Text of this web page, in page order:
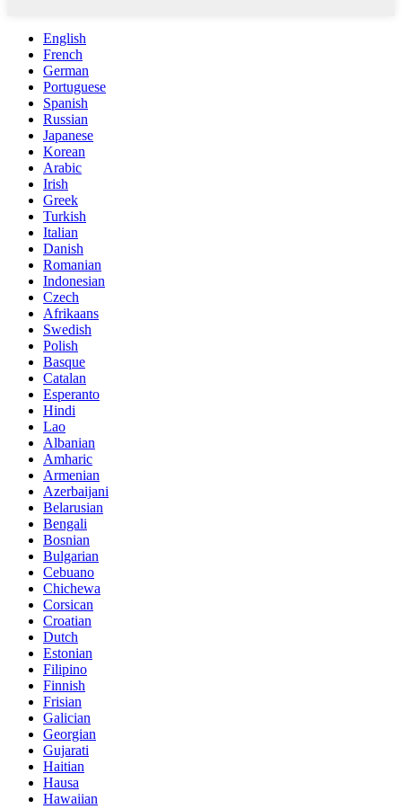
English
French
German
Portuguese
Spanish
Russian
Japanese
Korean
Arabic
Irish
Greek
Turkish
Italian
Danish
Romanian
Indonesian
Czech
Afrikaans
Swedish
Polish
Basque
Catalan
Esperanto
Hindi
Lao
Albanian
Amharic
Armenian
Azerbaijani
Belarusian
Bengali
Bosnian
Bulgarian
Cebuano
Chichewa
Corsican
Croatian
Dutch
Estonian
Filipino
Finnish
Frisian
Galician
Georgian
Gujarati
Haitian
Hausa
Hawaiian